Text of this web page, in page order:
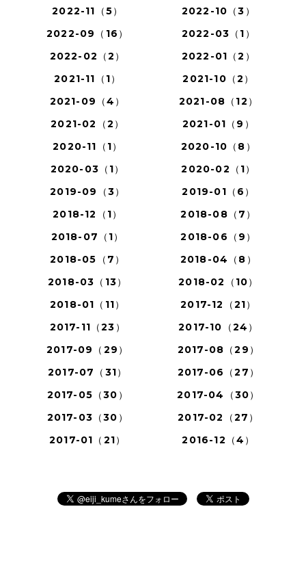
2022-11（5）
2022-10（3）
2022-09（16）
2022-03（1）
2022-02（2）
2022-01（2）
2021-11（1）
2021-10（2）
2021-09（4）
2021-08（12）
2021-02（2）
2021-01（9）
2020-11（1）
2020-10（8）
2020-03（1）
2020-02（1）
2019-09（3）
2019-01（6）
2018-12（1）
2018-08（7）
2018-07（1）
2018-06（9）
2018-05（7）
2018-04（8）
2018-03（13）
2018-02（10）
2018-01（11）
2017-12（21）
2017-11（23）
2017-10（24）
2017-09（29）
2017-08（29）
2017-07（31）
2017-06（27）
2017-05（30）
2017-04（30）
2017-03（30）
2017-02（27）
2017-01（21）
2016-12（4）